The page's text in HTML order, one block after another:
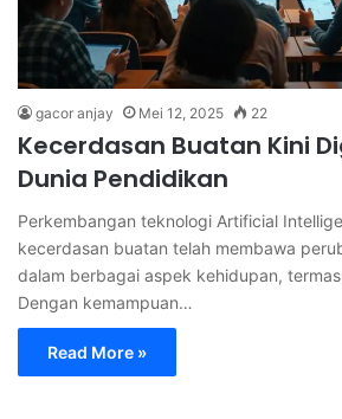
gacor anjay Mei 12, 2025 22
Kecerdasan Buatan Kini
Dunia Pendidikan
Perkembangan teknologi Artificial
kecerdasan buatan telah membawa
dalam berbagai aspek kehidupan,
Dengan kemampuan…
Read More »